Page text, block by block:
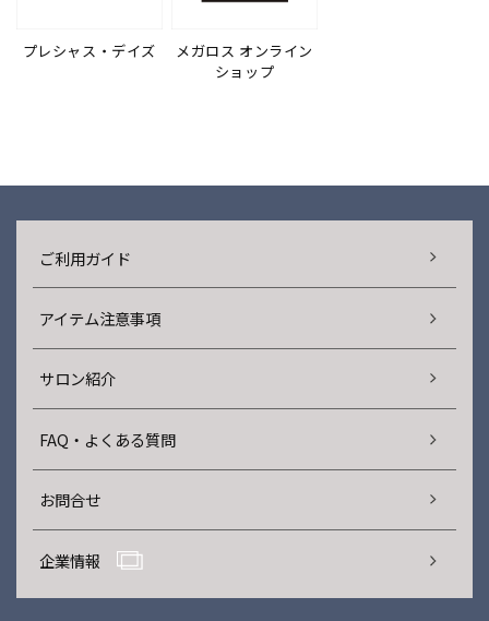
プレシャス・デイズ
メガロス オンライン
ショップ
ご利用ガイド
アイテム注意事項
サロン紹介
FAQ・よくある質問
お問合せ
企業情報